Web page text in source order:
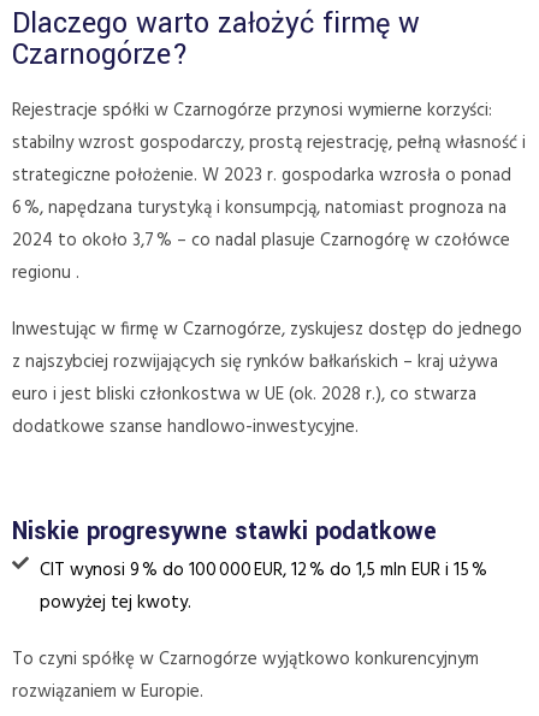
Dlaczego warto założyć firmę w
Czarnogórze?
Rejestracje spółki w Czarnogórze przynosi wymierne korzyści:
stabilny wzrost gospodarczy, prostą rejestrację, pełną własność i
strategiczne położenie. W 2023 r. gospodarka wzrosła o ponad
6 %, napędzana turystyką i konsumpcją, natomiast prognoza na
2024 to około 3,7 % – co nadal plasuje Czarnogórę w czołówce
regionu .
Inwestując w firmę w Czarnogórze, zyskujesz dostęp do jednego
z najszybciej rozwijających się rynków bałkańskich – kraj używa
euro i jest bliski członkostwa w UE (ok. 2028 r.), co stwarza
dodatkowe szanse handlowo-inwestycyjne.
Niskie progresywne stawki podatkowe
CIT wynosi 9 % do 100 000 EUR, 12 % do 1,5 mln EUR i 15 %
powyżej tej kwoty.
To czyni spółkę w Czarnogórze wyjątkowo konkurencyjnym
rozwiązaniem w Europie.